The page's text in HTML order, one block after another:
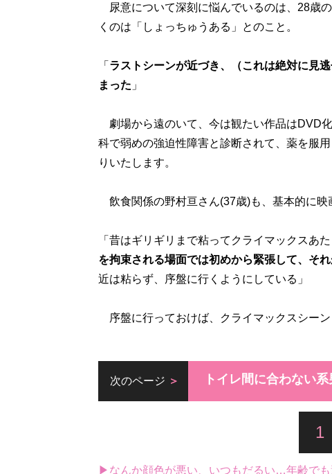
尿意について深刻に悩んでいるのは、28歳
くのは「しょっちゅうある」とのこと。
「 ラストシーンが近づき、（これは絶対に見
まった 」
劇場から遠のいて、今は観たい作品はDVD
科で弱めの強迫性障害と診断されて、薬を服
りいたします。
飲食関係の野村亘さん(37歳)も、基本的に映
「昔はギリギリまで粘ってクライマックスあ
を拘束される場面では初めから緊張して、そ
近は粘らず、序盤に行くようにしている」
序盤に行っておけば、クライマックスシーン
次のページ トイレ間に合わない
1
▶なんか顔色が悪い、いつもだるい…年齢でも